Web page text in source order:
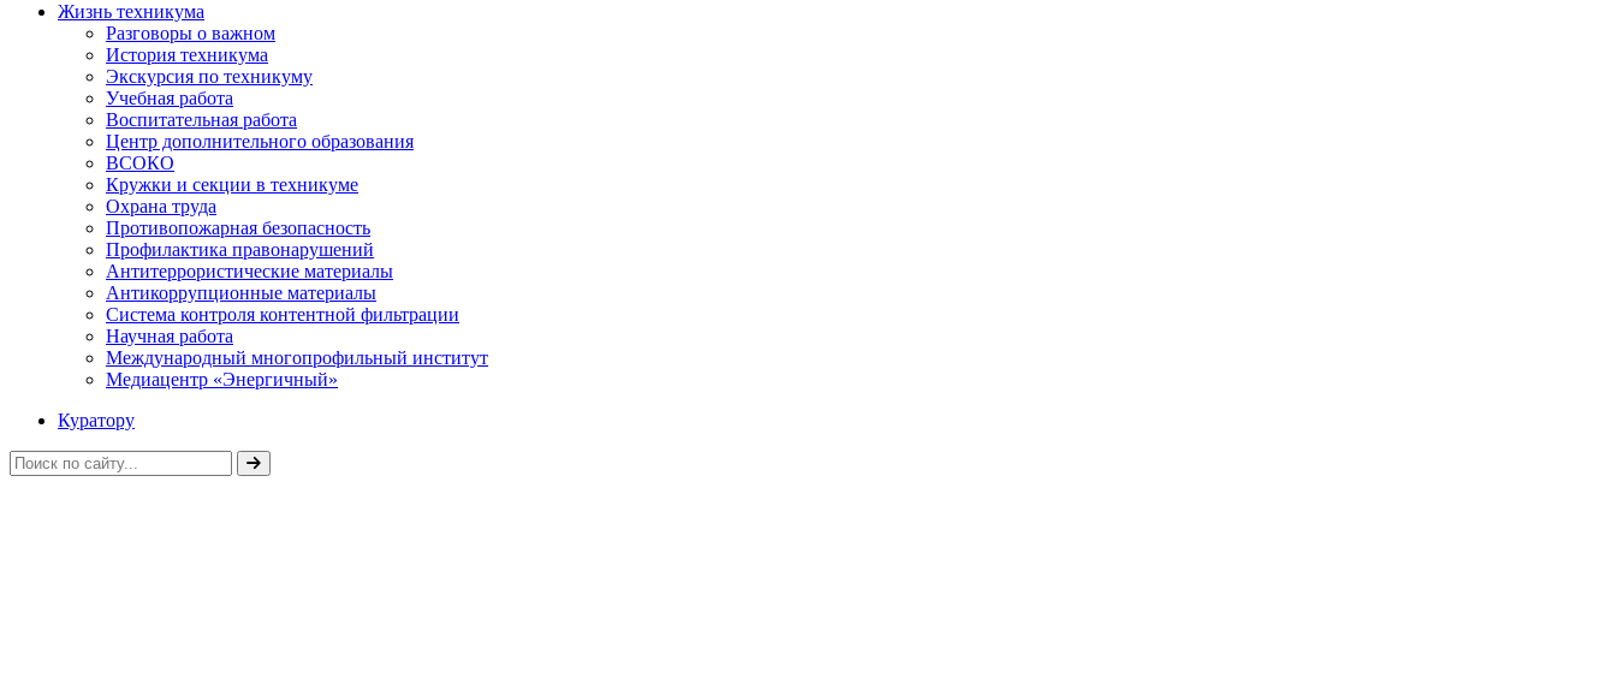
Жизнь техникума
Разговоры о важном
История техникума
Экскурсия по техникуму
Учебная работа
Воспитательная работа
Центр дополнительного образования
ВСОКО
Кружки и секции в техникуме
Охрана труда
Противопожарная безопасность
Профилактика правонарушений
Антитеррористические материалы
Антикоррупционные материалы
Система контроля контентной фильтрации
Научная работа
Международный многопрофильный институт
Медиацентр «Энергичный»
Куратору